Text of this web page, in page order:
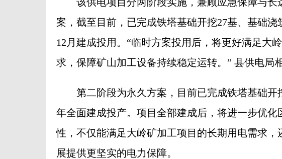
案，截至目前，已完成铁塔基础开挖27基、基础
12月建成投用。“临时方案投用后，将更好满足大
求，保障矿山加工设备持续稳定运转。” 县供电局
第二阶段为永久方案，目前已完成铁塔基础开
年全面建成投产。项目全部建成后，将进一步优
性，不仅能满足大岭矿加工项目的长期用电需求
展提供更坚实的电力保障。